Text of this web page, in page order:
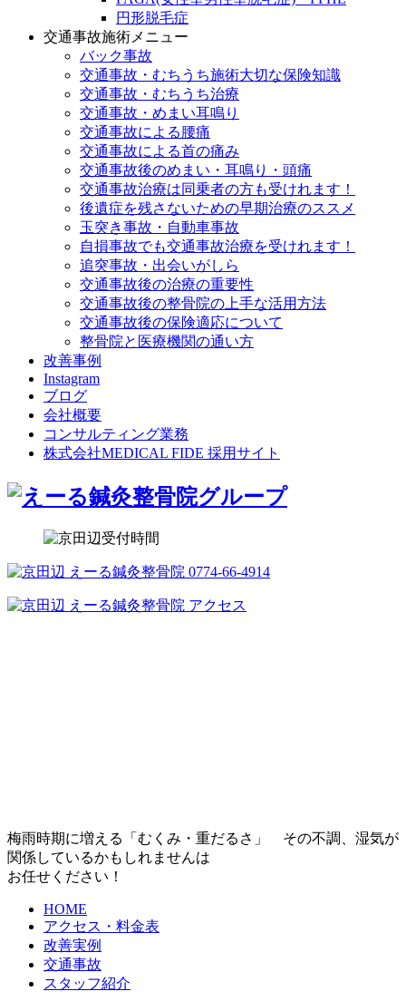
円形脱毛症
交通事故施術メニュー
バック事故
交通事故・むちうち施術大切な保険知識
交通事故・むちうち治療
交通事故・めまい耳鳴り
交通事故による腰痛
交通事故による首の痛み
交通事故後のめまい・耳鳴り・頭痛
交通事故治療は同乗者の方も受けれます！
後遺症を残さないための早期治療のススメ
玉突き事故・自動車事故
自損事故でも交通事故治療を受けれます！
追突事故・出会いがしら
交通事故後の治療の重要性
交通事故後の整骨院の上手な活用方法
交通事故後の保険適応について
整骨院と医療機関の通い方
改善事例
Instagram
ブログ
会社概要
コンサルティング業務
株式会社MEDICAL FIDE 採用サイト
梅雨時期に増える「むくみ・重だるさ」 その不調、湿気が
関係しているかもしれませんは
お任せください！
HOME
アクセス・料金表
改善実例
交通事故
スタッフ紹介